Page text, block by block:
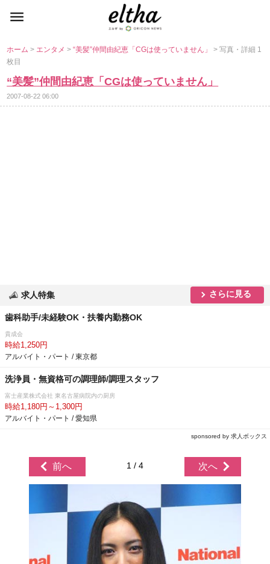
ホーム> エンタメ>“美髪”仲間由紀恵「CGは使っていません」> 写真・詳細 1
枚目
“美髪”仲間由紀恵「CGは使っていません」
2007-08-22 06:00
求人特集 さらに見る
歯科助手/未経験OK・扶養内勤務OK
貴成会
時給1,250円
アルバイト・パート / 東京都
洗浄員・無資格可の調理師/調理スタッフ
富士産業株式会社 東名古屋病院内の厨房
時給1,180円～1,300円
アルバイト・パート / 愛知県
sponsored by 求人ボックス
前へ 1 / 4 次へ